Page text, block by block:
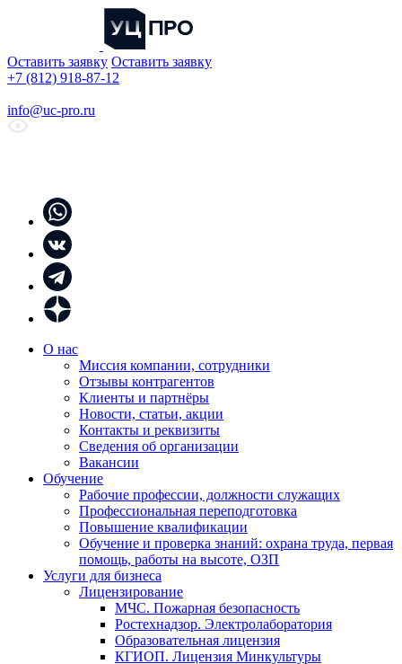
Оставить заявку Оставить заявку
+7 (812) 918-87-12
info@uc-pro.ru
О нас
Миссия компании, сотрудники
Отзывы контрагентов
Клиенты и партнёры
Новости, статьи, акции
Контакты и реквизиты
Сведения об организации
Вакансии
Обучение
Рабочие профессии, должности служащих
Профессиональная переподготовка
Повышение квалификации
Обучение и проверка знаний: охрана труда, первая
помощь, работы на высоте, ОЗП
Услуги для бизнеса
Лицензирование
МЧС. Пожарная безопасность
Ростехнадзор. Электролаборатория
Образовательная лицензия
КГИОП. Лицензия Минкультуры